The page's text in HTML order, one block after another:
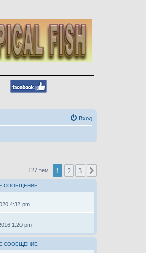
Вход
127 тем 1 2 3
СООБЩЕНИЕ
4:32 pm
1:20 pm
СООБЩЕНИЕ